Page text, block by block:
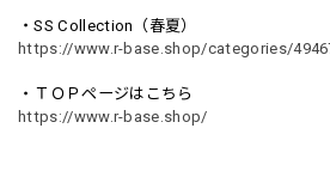
・SS Collection（春夏）
https://www.r-base.shop/categories/
・ＴＯＰページはこちら
https://www.r-base.shop/